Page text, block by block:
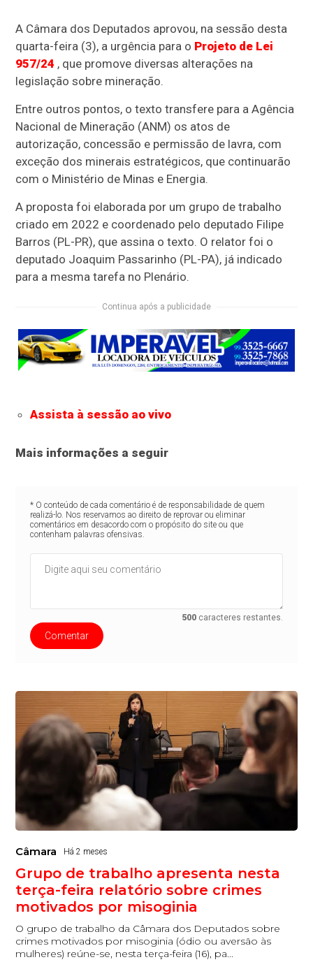
A Câmara dos Deputados aprovou, na sessão desta
quarta-feira (3), a urgência para o Projeto de Lei
957/24 , que promove diversas alterações na
legislação sobre mineração.
Entre outros pontos, o texto transfere para a Agência
Nacional de Mineração (ANM) os atos de
autorização, concessão e permissão de lavra, com
exceção dos minerais estratégicos, que continuarão
com o Ministério de Minas e Energia.
A proposta foi elaborada por um grupo de trabalho
criado em 2022 e coordenado pelo deputado Filipe
Barros (PL-PR), que assina o texto. O relator foi o
deputado Joaquim Passarinho (PL-PA), já indicado
para a mesma tarefa no Plenário.
Continua após a publicidade
Assista à sessão ao vivo
Mais informações a seguir
* O conteúdo de cada comentário é de responsabilidade de quem
realizá-lo. Nos reservamos ao direito de reprovar ou eliminar
comentários em desacordo com o propósito do site ou que
contenham palavras ofensivas.
500 caracteres restantes.
Comentar
Câmara Há 2 meses
Grupo de trabalho apresenta nesta
terça-feira relatório sobre crimes
motivados por misoginia
O grupo de trabalho da Câmara dos Deputados sobre
crimes motivados por misoginia (ódio ou aversão às
mulheres) reúne-se, nesta terça-feira (16), pa...